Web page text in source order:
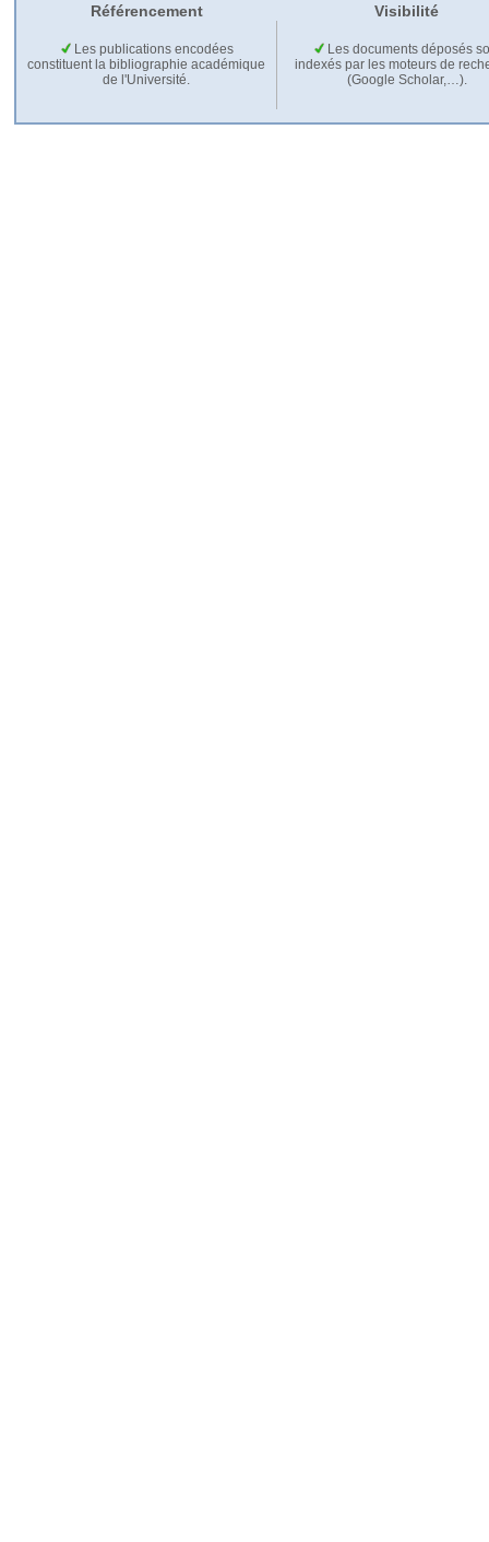
Référencement Visibilité
Les publications encodées
constituent la bibliographie académique
de l'Université.
Les documents déposés
indexés par les moteurs de
(Google Scholar,…).